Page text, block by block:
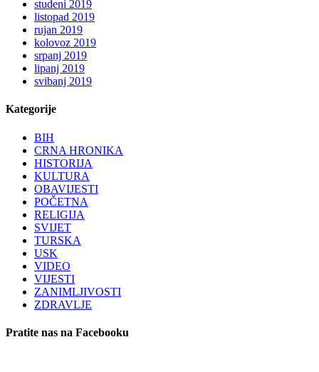
studeni 2019
listopad 2019
rujan 2019
kolovoz 2019
srpanj 2019
lipanj 2019
svibanj 2019
Kategorije
BIH
CRNA HRONIKA
HISTORIJA
KULTURA
OBAVIJESTI
POČETNA
RELIGIJA
SVIJET
TURSKA
USK
VIDEO
VIJESTI
ZANIMLJIVOSTI
ZDRAVLJE
Pratite nas na Facebooku